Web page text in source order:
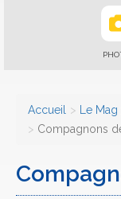
Accueil Le
Compagnons